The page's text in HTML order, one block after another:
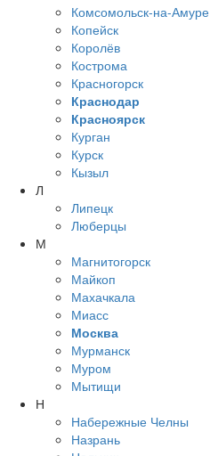
Комсомольск-на-Амуре
Копейск
Королёв
Кострома
Красногорск
Краснодар
Красноярск
Курган
Курск
Кызыл
Л
Липецк
Люберцы
М
Магнитогорск
Майкоп
Махачкала
Миасс
Москва
Мурманск
Муром
Мытищи
Н
Набережные Челны
Назрань